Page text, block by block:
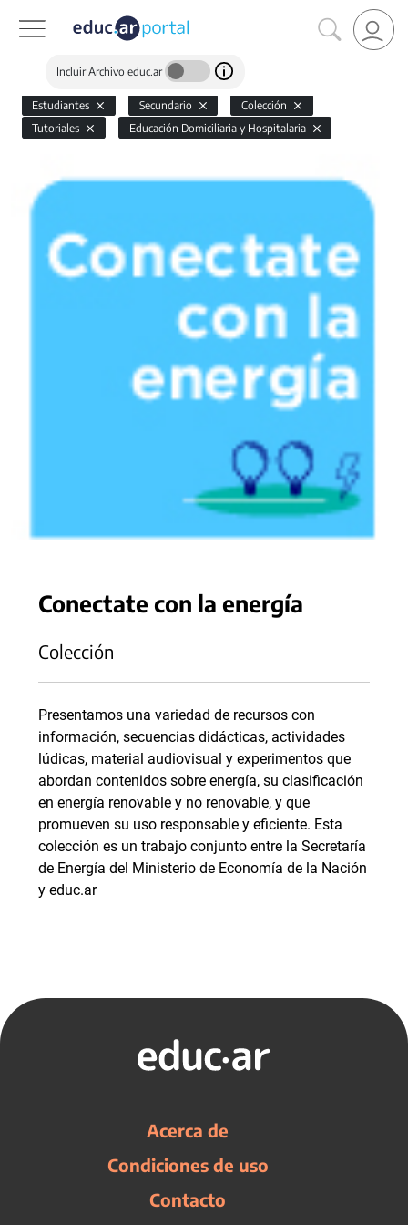
Incluir Archivo educ.ar
Estudiantes Secundario
Colección
Tutoriales
Educación Domiciliaria y Hospitalaria
Conectate con la energía
Colección
Presentamos una variedad de recursos con
información, secuencias didácticas, actividades
lúdicas, material audiovisual y experimentos que
abordan contenidos sobre energía, su clasificación
en energía renovable y no renovable, y que
promueven su uso responsable y eficiente. Esta
colección es un trabajo conjunto entre la Secretaría
de Energía del Ministerio de Economía de la Nación
y educ.ar
Acerca de
Condiciones de uso
Contacto